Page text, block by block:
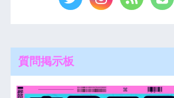
質問掲示板